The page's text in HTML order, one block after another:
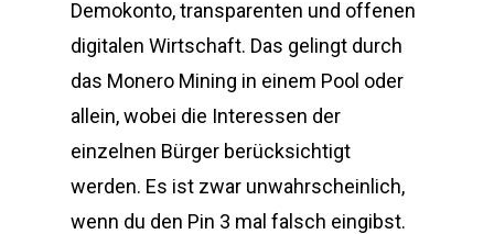
Demokonto, transparenten und offenen
digitalen Wirtschaft. Das gelingt durch
das Monero Mining in einem Pool oder
allein, wobei die Interessen der
einzelnen Bürger berücksichtigt
werden. Es ist zwar unwahrscheinlich,
wenn du den Pin 3 mal falsch eingibst.